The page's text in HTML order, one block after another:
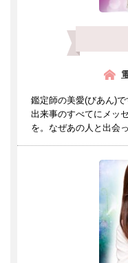
鑑定師の美愛(びあん)
出来事のすべてにメッ
を。なぜあの人と出会